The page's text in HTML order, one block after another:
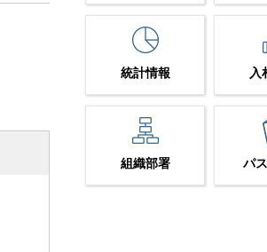
統計情報 入
組織部署 パ